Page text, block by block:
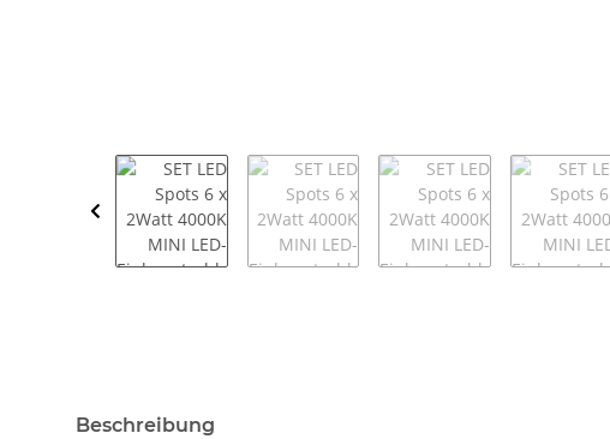
weitere Registerkarten anzeigen
Beschreibung